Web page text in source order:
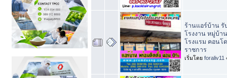
ร้านแอร์บ้าน รั
โรงงาน หมู่บ้า
โรงแรม คอนโ
ราชการ
เริ่มโดย foraliv11